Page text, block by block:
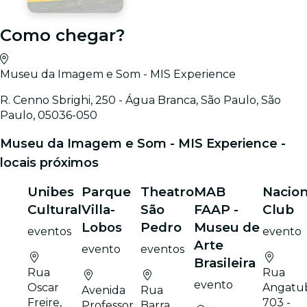
Como chegar?
Museu da Imagem e Som - MIS Experience
R. Cenno Sbrighi, 250 - Água Branca, São Paulo, São
Paulo, 05036-050
Museu da Imagem e Som - MIS Experience -
locais próximos
Unibes
Cultural
eventos
Rua
Oscar
Freire,
Parque
Villa-
Lobos
evento
Avenida
Theatro
São
Pedro
eventos
Rua
MAB
FAAP -
Museu de
Arte
Brasileira
evento
Club
evento
Rua
703 -